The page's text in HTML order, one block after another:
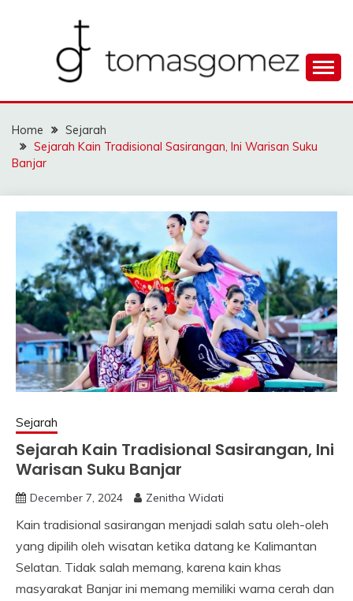
TOMAGOMEZ
Home
Sejarah
Sejarah Kain Tradisional Sasirangan, Ini Warisan Suku
Banjar
Sejarah
Sejarah Kain Tradisional Sasirangan, Ini
Warisan Suku Banjar
December 7, 2024 Zenitha Widati
Kain tradisional sasirangan menjadi salah satu oleh-oleh
yang dipilih oleh wisatan ketika datang ke Kalimantan
Selatan. Tidak salah memang, karena kain khas
masyarakat Banjar ini memang memiliki warna cerah dan